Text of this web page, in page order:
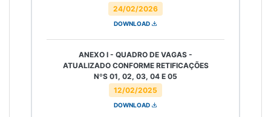
24/02/2026
DOWNLOAD
12/02/2025
ANEXO I - QUADRO DE VAGAS -
ATUALIZADO CONFORME RETIFICAÇÕES
NºS 01, 02, 03, 04 E 05
DOWNLOAD